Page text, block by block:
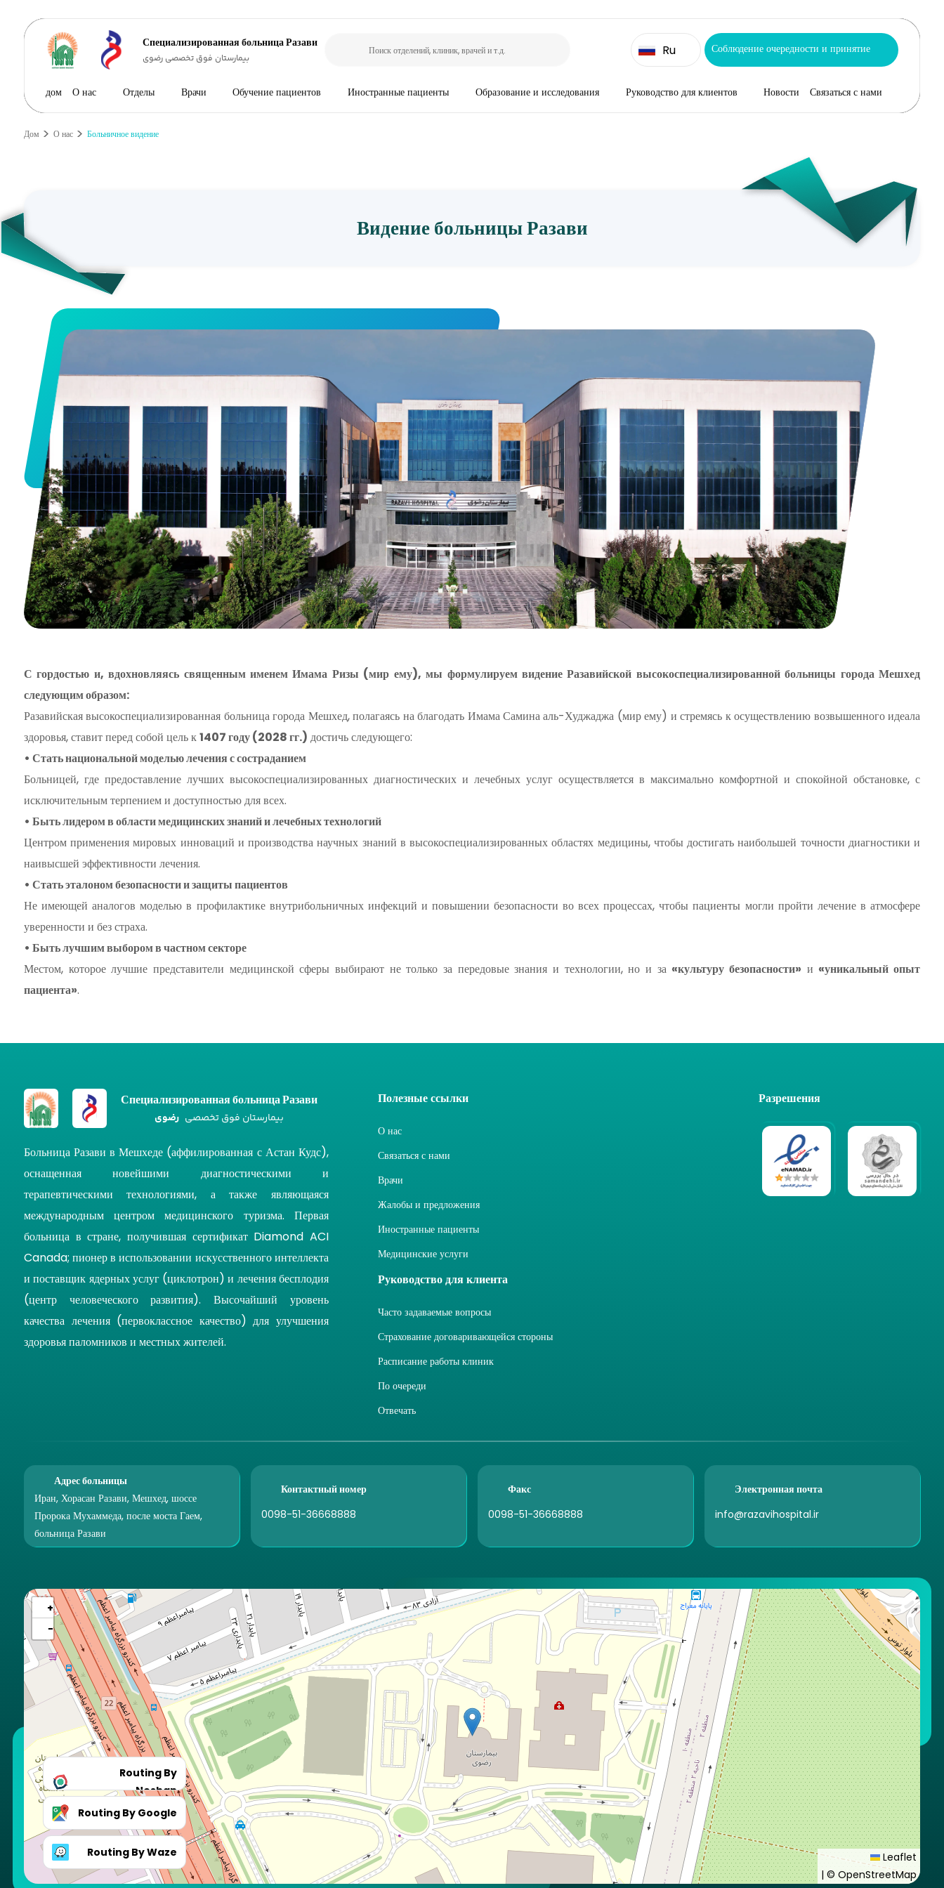
Специализированная больница Разави
بیمارستان فوق تخصصی رضوی
Ru Соблюдение очередности и принятие
дом О нас Отделы Врачи Обучение пациентов Иностранные пациенты Образование и исследования Руководство для клиентов Новости Связаться с нами
Дом О нас Больничное видение
Видение больницы Разави
С гордостью и, вдохновляясь священным именем Имама Ризы (мир ему), мы формулируем видение Разавийской высокоспециализированной больницы города Мешхед
следующим образом:
Разавийская высокоспециализированная больница города Мешхед, полагаясь на благодать Имама Самина аль-Худжаджа (мир ему) и стремясь к осуществлению возвышенного идеала
здоровья, ставит перед собой цель к1407 году (2028 гг.) достичь следующего:
• Стать национальной моделью лечения с состраданием
Больницей, где предоставление лучших высокоспециализированных диагностических и лечебных услуг осуществляется в максимально комфортной и спокойной обстановке, с
исключительным терпением и доступностью для всех.
• Быть лидером в области медицинских знаний и лечебных технологий
Центром применения мировых инноваций и производства научных знаний в высокоспециализированных областях медицины, чтобы достигать наибольшей точности диагностики и
наивысшей эффективности лечения.
• Стать эталоном безопасности и защиты пациентов
Не имеющей аналогов моделью в профилактике внутрибольничных инфекций и повышении безопасности во всех процессах, чтобы пациенты могли пройти лечение в атмосфере
уверенности и без страха.
• Быть лучшим выбором в частном секторе
Местом, которое лучшие представители медицинской сферы выбирают не только за передовые знания и технологии, но и за «культуру безопасности» и «уникальный опыт
пациента».
Специализированная больница Разави
بیمارستان فوق تخصصی رضوی
Больница Разави в Мешхеде (аффилированная с Астан Кудс),
оснащенная новейшими диагностическими и
терапевтическими технологиями, а также являющаяся
международным центром медицинского туризма. Первая
больница в стране, получившая сертификат Diamond ACI
Canada; пионер в использовании искусственного интеллекта
и поставщик ядерных услуг (циклотрон) и лечения бесплодия
(центр человеческого развития). Высочайший уровень
качества лечения (первоклассное качество) для улучшения
здоровья паломников и местных жителей.
Полезные ссылки
О нас
Связаться с нами
Врачи
Жалобы и предложения
Иностранные пациенты
Медицинские услуги
Руководство для клиента
Часто задаваемые вопросы
Страхование договаривающейся стороны
Расписание работы клиник
По очереди
Отвечать
Разрешения
Адрес больницы
Иран, Хорасан Разави, Мешхед, шоссе
Пророка Мухаммеда, после моста Гаем,
больница Разави
Контактный номер
0098-51-36668888
Факс
0098-51-36668888
Электронная почта
info@razavihospital.ir
+
−
Leaflet
| © OpenStreetMap
Routing By
Neshan
Routing By Google
Routing By Waze